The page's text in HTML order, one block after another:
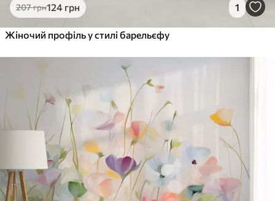
207грн124 грн 1
Жіночий профіль у стилі барельєфу